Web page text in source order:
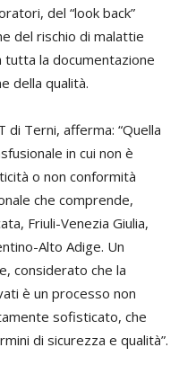
del “look back”
del rischio di malattie
tutta la documentazione
della qualità.
Terni, afferma: “Quella
in cui non è
o non conformità
che comprende,
Friuli-Venezia Giulia,
Alto Adige. Un
considerato che la
è un processo non
sofisticato, che
di sicurezza e qualità”.